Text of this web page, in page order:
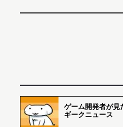
ゲーム開発者が見
ギークニュース